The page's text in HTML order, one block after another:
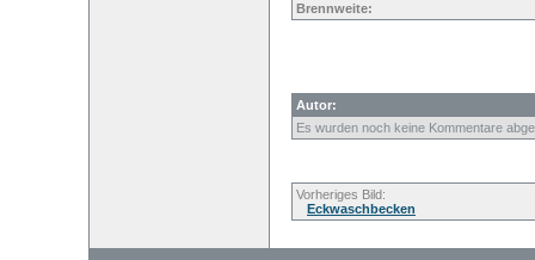
Brennweite:
Autor:
Es wurden noch keine Kommentare
Vorheriges Bild:
Eckwaschbecken